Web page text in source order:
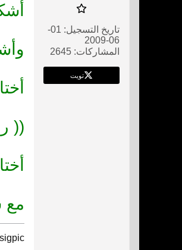
تاريخ التسجيل:
01-
06-2009
المشاركات: 2645
تويت
((
مع
sigpic